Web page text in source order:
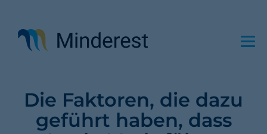
Inhalt
Die Faktoren, die dazu
geführt haben, dass